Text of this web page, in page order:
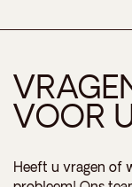
VOOR
Heeft u vragen of